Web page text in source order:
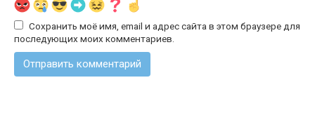
Сохранить моё имя, email и адрес сайта в этом браузере для
последующих моих комментариев.